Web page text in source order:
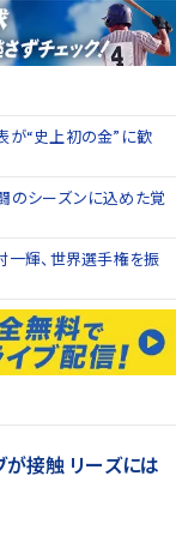
が“史上初の金”に歓
のシーズンに込めた覚
一輝、世界選手権を振
が接触 リーズには